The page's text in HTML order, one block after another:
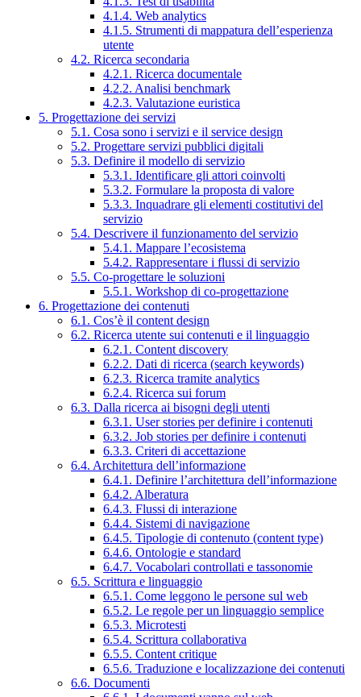
4.1.4. Web analytics
4.1.5. Strumenti di mappatura dell’esperienza
utente
4.2. Ricerca secondaria
4.2.1. Ricerca documentale
4.2.2. Analisi benchmark
4.2.3. Valutazione euristica
5. Progettazione dei servizi
5.1. Cosa sono i servizi e il service design
5.2. Progettare servizi pubblici digitali
5.3. Definire il modello di servizio
5.3.1. Identificare gli attori coinvolti
5.3.2. Formulare la proposta di valore
5.3.3. Inquadrare gli elementi costitutivi del
servizio
5.4. Descrivere il funzionamento del servizio
5.4.1. Mappare l’ecosistema
5.4.2. Rappresentare i flussi di servizio
5.5. Co-progettare le soluzioni
5.5.1. Workshop di co-progettazione
6. Progettazione dei contenuti
6.1. Cos’è il content design
6.2. Ricerca utente sui contenuti e il linguaggio
6.2.1. Content discovery
6.2.2. Dati di ricerca (search keywords)
6.2.3. Ricerca tramite analytics
6.2.4. Ricerca sui forum
6.3. Dalla ricerca ai bisogni degli utenti
6.3.1. User stories per definire i contenuti
6.3.2. Job stories per definire i contenuti
6.3.3. Criteri di accettazione
6.4. Architettura dell’informazione
6.4.1. Definire l’architettura dell’informazione
6.4.2. Alberatura
6.4.3. Flussi di interazione
6.4.4. Sistemi di navigazione
6.4.5. Tipologie di contenuto (content type)
6.4.6. Ontologie e standard
6.4.7. Vocabolari controllati e tassonomie
6.5. Scrittura e linguaggio
6.5.1. Come leggono le persone sul web
6.5.2. Le regole per un linguaggio semplice
6.5.3. Microtesti
6.5.4. Scrittura collaborativa
6.5.5. Content critique
6.5.6. Traduzione e localizzazione dei contenuti
6.6. Documenti